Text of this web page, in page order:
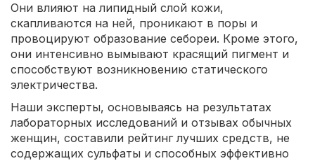
Они влияют на липидный слой кожи,
скапливаются на ней, проникают в поры и
провоцируют образование себореи. Кроме этого,
они интенсивно вымывают красящий пигмент и
способствуют возникновению статического
электричества.
Наши эксперты, основываясь на результатах
лабораторных исследований и отзывах обычных
женщин, составили рейтинг лучших средств, не
содержащих сульфаты и способных эффективно